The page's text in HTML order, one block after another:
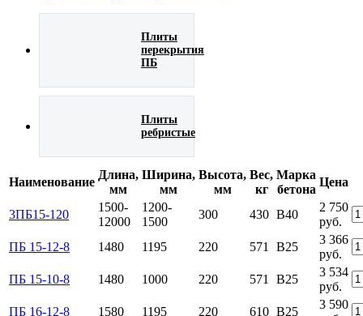
Плиты
перекрытия
ПБ
Плиты
ребристые
Наименование
Длина,
мм
Ширина,
мм
Высота,
мм
Вес,
кг
Марка
бетона
Цена
3ПБ15-120
1500-
12000
1200-
1500
300 430 В40
2 750
руб.
ПБ 15-12-8
1480 1195 220 571 B25
3 366
руб.
ПБ 15-10-8
1480 1000 220 571 B25
3 534
руб.
ПБ 16-12-8
1580 1195 220 610 B25
3 590